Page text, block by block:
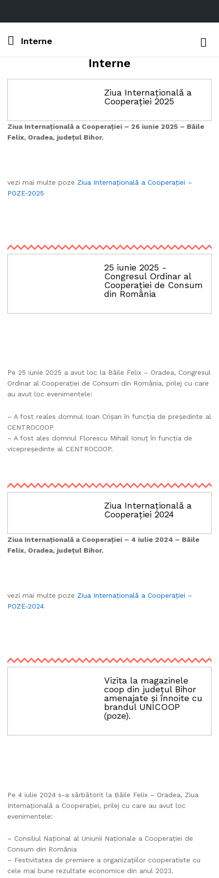
Interne
Interne
Ziua Internațională a
Cooperației 2025
Ziua Internațională a Cooperației – 26 iunie 2025 – Băile
Felix, Oradea, județul Bihor.
vezi mai multe poze Ziua Internațională a Cooperației –
POZE-2025
25 iunie 2025 -
Congresul Ordinar al
Cooperației de Consum
din România
Pe 25 iunie 2025 a avut loc la Băile Felix – Oradea, Congresul
Ordinar al Cooperației de Consum din România, prilej cu care
au avut loc evenimentele:
– A fost reales domnul Ioan Crișan în funcția de președinte al
CENTROCOOP
– A fost ales domnul Florescu Mihail Ionuț în funcția de
vicepreședinte al CENTROCOOP.
Ziua Internațională a
Cooperației 2024
Ziua Internațională a Cooperației – 4 iulie 2024 – Băile
Felix, Oradea, județul Bihor.
vezi mai multe poze Ziua Internațională a Cooperației –
POZE-2024
Vizita la magazinele
coop din județul Bihor
amenajate și înnoite cu
brandul UNICOOP
(poze).
Pe 4 iulie 2024 s-a sărbătorit la Băile Felix – Oradea, Ziua
Internațională a Cooperației, prilej cu care au avut loc
evenimentele:
– Consiliul Național al Uniunii Naționale a Cooperației de
Consum din România
– Festivitatea de premiere a organizațiilor cooperatiste cu
cele mai bune rezultate economice din anul 2023.